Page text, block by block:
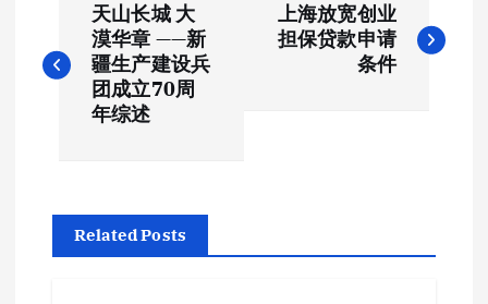
章
天山长城 大
漠华章 ——新
疆生产建设兵
团成立70周
年综述
上海放宽创业
担保贷款申请
条件
Related Posts